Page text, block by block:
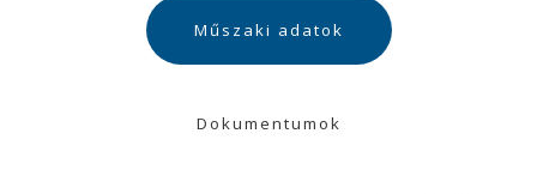
Műszaki adatok
Dokumentumok